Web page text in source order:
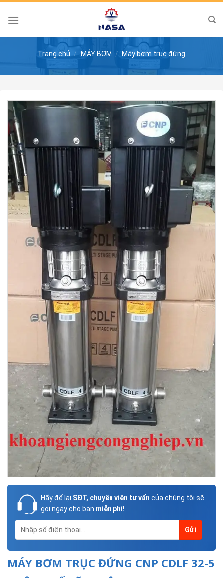
Skip
Trang chủ / MÁY BƠM / Máy bơm trục đứng
Hãy để lại SĐT, chuyên viên tư vấn của chúng tôi sẽ
gọi ngay cho bạn miễn phí!
MÁY BƠM TRỤC ĐỨNG CNP CDLF 32-5